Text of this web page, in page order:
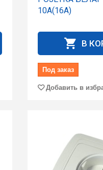
10А(16А)
В
Под заказ
Добавить в